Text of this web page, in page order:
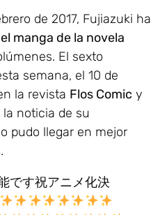
de 2017, Fujiazuki ha
manga de la novela
El sexto
semana, el 10 de
la revista Flos Comic y
la noticia de su
pudo llegar en mejor
です祝アニメ化決